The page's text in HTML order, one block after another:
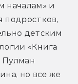
началам» и
подростков,
детским
«Книга
Пулман
но все же